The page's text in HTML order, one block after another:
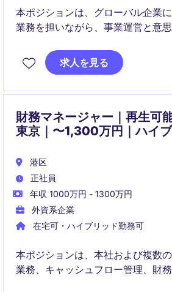
本ポジションは、グローバル企業
業務を担いながら、事業運営と意
参画など幅広く関与し、事業価値
ます。
求人を見る
財務マネージャー｜再生可
東京｜〜1,300万円｜ハイ
港区
正社員
年収 1000万円 - 1300万円
外資系企業
在宅可・ハイブリッド勤務可
本ポジションは、本社および複数
業務、キャッシュフロー管理、財